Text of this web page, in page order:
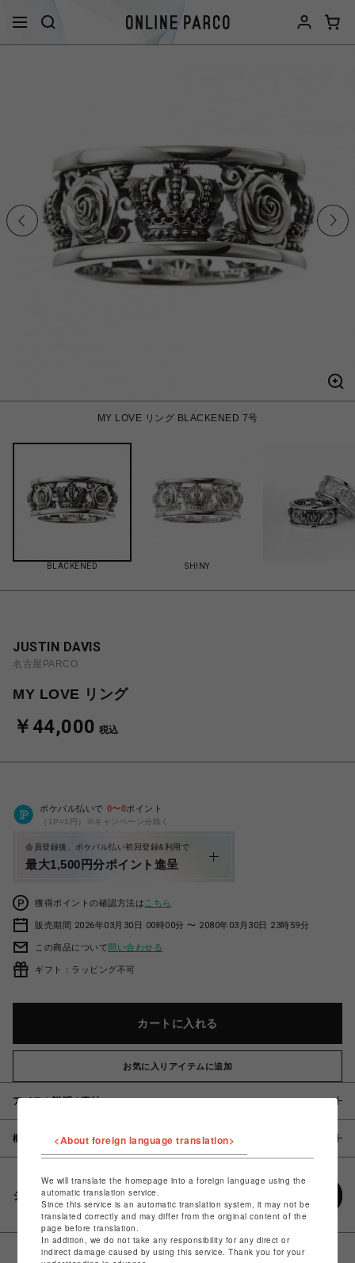
MY LOVE リング BLACKENED 7号
BLACKENED SHINY
JUSTIN DAVIS
名古屋PARCO
MY LOVE リング
￥44,000 税込
ポケパル払いで 0〜0ポイント
（1P=1円）※キャンペーン分除く
会員登録後、ポケパル払い初回登録&利用で
最大1,500円分ポイント進呈
獲得ポイントの確認方法は こちら
販売期間 2026年03月30日 00時00分 〜 2080年03月30日 23時59分
この商品について問い合わせる
ギフト：ラッピング不可
カートに入れる
お気に入りアイテムに追加
アイテム説明 / 素材
概要
シェアする
<About foreign language translation>
We will translate the homepage into a foreign language using the
automatic translation service.
Since this service is an automatic translation system, it may not be
translated correctly and may differ from the original content of the
page before translation.
In addition, we do not take any responsibility for any direct or
indirect damage caused by using this service. Thank you for your